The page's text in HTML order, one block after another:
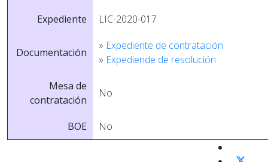
Expediente
LIC-2020-017
Documentación
» Expediente de contratación
» Expediende de resolución
Mesa de
contratación
No
BOE No